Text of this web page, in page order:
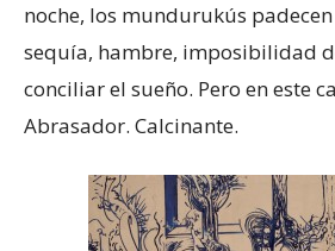
noche, los mundurukús
sequía, hambre, imposibilidad
conciliar el sueño. Pero en este
Abrasador. Calcinante.